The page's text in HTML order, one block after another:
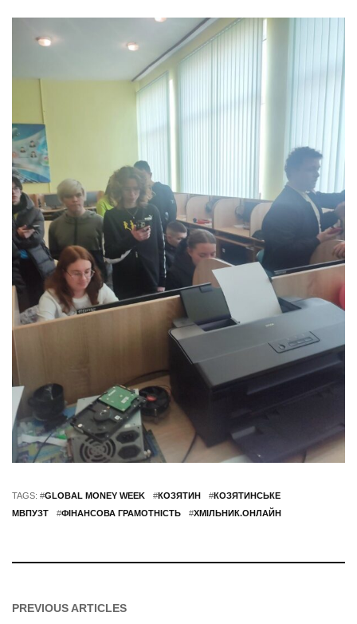
TAGS: #GLOBAL MONEY WEEK #КОЗЯТИН #КОЗЯТИНСЬКЕ
МВПУЗТ
#ФІНАНСОВА ГРАМОТНІСТЬ #ХМІЛЬНИК.ОНЛАЙН
PREVIOUS ARTICLES